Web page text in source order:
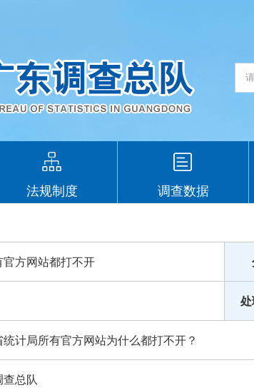
法规制度 调查数据
方网站都打不开
计局所有官方网站为什么都打不开？
总队